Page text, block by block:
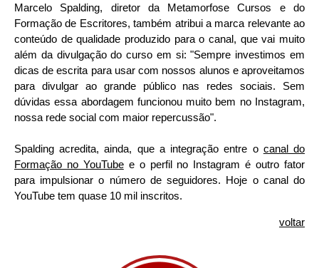
Marcelo Spalding, diretor da Metamorfose Cursos e do
Formação de Escritores, também atribui a marca relevante ao
conteúdo de qualidade produzido para o canal, que vai muito
além da divulgação do curso em si: "Sempre investimos em
dicas de escrita para usar com nossos alunos e aproveitamos
para divulgar ao grande público nas redes sociais. Sem
dúvidas essa abordagem funcionou muito bem no Instagram,
nossa rede social com maior repercussão".
Spalding acredita, ainda, que a integração entre o canal do
Formação no YouTubee o perfil no Instagram é outro fator
para impulsionar o número de seguidores. Hoje o canal do
YouTube tem quase 10 mil inscritos.
voltar